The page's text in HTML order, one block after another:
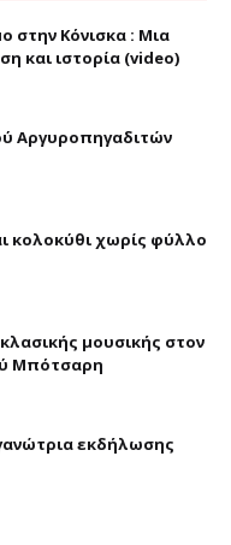
στην Κόνισκα : Μια
και ιστορία (video)
Αργυροπηγαδιτών
κολοκύθι χωρίς φύλλο
μουσικής στον
Μπότσαρη
εκδήλωσης